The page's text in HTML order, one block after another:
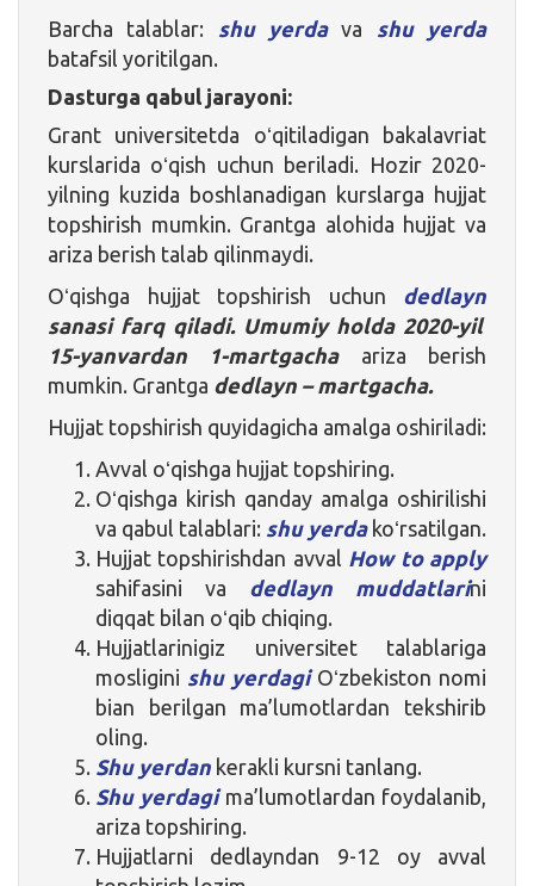
Barcha talablar: shu yerdava shu yerda
batafsil yoritilgan.
Dasturga qabul jarayoni:
Grant universitetda oʻqitiladigan bakalavriat
kurslarida oʻqish uchun beriladi. Hozir 2020-
yilning kuzida boshlanadigan kurslarga hujjat
topshirish mumkin. Grantga alohida hujjat va
ariza berish talab qilinmaydi.
Oʻqishga hujjat topshirish uchun dedlayn
sanasi farq qiladi. Umumiy holda 2020-yil
15-yanvardan 1-martgacha ariza berish
mumkin. Grantga dedlayn – martgacha.
Hujjat topshirish quyidagicha amalga oshiriladi:
Avval oʻqishga hujjat topshiring.
Oʻqishga kirish qanday amalga oshirilishi
va qabul talablari: shu yerdakoʻrsatilgan.
Hujjat topshirishdan avval How to apply
sahifasini va dedlayn muddatlarini
diqqat bilan oʻqib chiqing.
Hujjatlarinigiz universitet talablariga
mosligini shu yerdagiOʻzbekiston nomi
bian berilgan ma’lumotlardan tekshirib
oling.
Shu yerdan kerakli kursni tanlang.
Shu yerdagima’lumotlardan foydalanib,
ariza topshiring.
Hujjatlarni dedlayndan 9-12 oy avval